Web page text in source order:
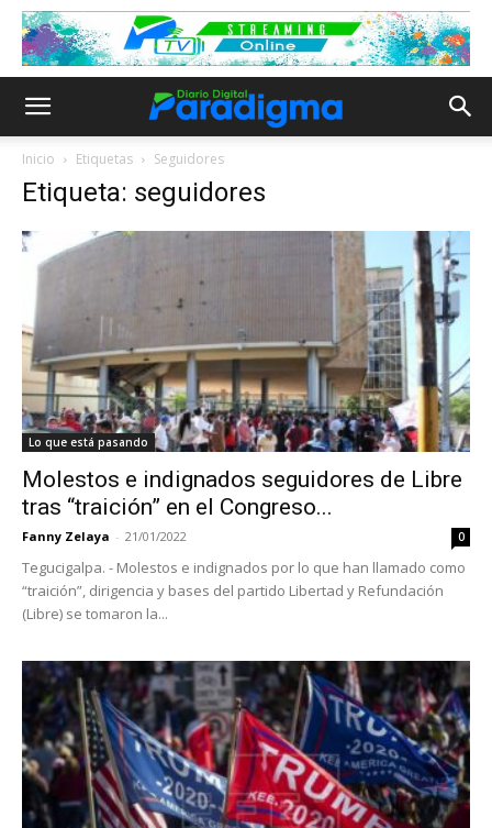
Inicio Etiquetas Seguidores
Etiqueta: seguidores
Lo que está pasando
Molestos e indignados seguidores de Libre
tras “traición” en el Congreso...
Fanny Zelaya - 21/01/2022 0
Tegucigalpa. - Molestos e indignados por lo que han llamado como
“traición”, dirigencia y bases del partido Libertad y Refundación
(Libre) se tomaron la...